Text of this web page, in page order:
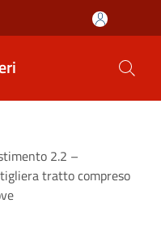
2.2 –
tratto compreso